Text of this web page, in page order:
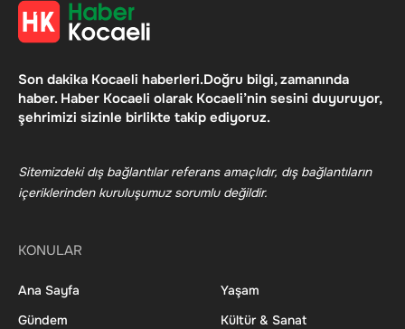
Son dakika Kocaeli haberleri.Doğru bilgi, zamanında
haber. Haber Kocaeli olarak Kocaeli’nin sesini duyuruyor,
şehrimizi sizinle birlikte takip ediyoruz.
Sitemizdeki dış bağlantılar referans amaçlıdır, dış bağlantıların
içeriklerinden kuruluşumuz sorumlu değildir.
KONULAR
Ana Sayfa
Gündem
Yaşam
Kültür & Sanat